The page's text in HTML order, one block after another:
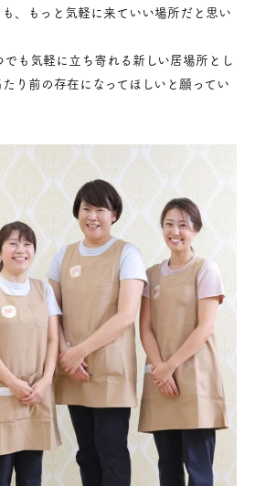
、もっと気軽に来ていい場所だと思い
も気軽に立ち寄れる新しい居場所とし
り前の存在になってほしいと願ってい